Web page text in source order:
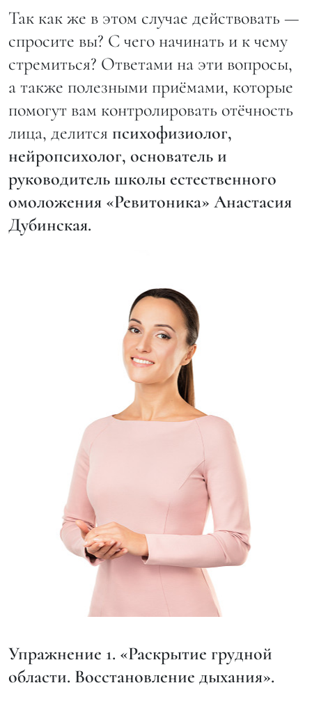
Так как же в этом случае действовать —
спросите вы? С чего начинать и к чему
стремиться? Ответами на эти вопросы,
а также полезными приёмами, которые
помогут вам контролировать отёчность
лица, делится психофизиолог,
нейропсихолог, основатель и
руководитель школы естественного
омоложения «Ревитоника» Анастасия
Дубинская.
Упражнение 1. «Раскрытие грудной
области. Восстановление дыхания».